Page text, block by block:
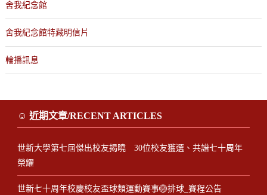
舍我紀念館
舍我紀念館特藏明信片
輪播訊息
☺ 近期文章/RECENT ARTICLES
世新大學第七屆傑出校友揭曉 30位校友獲選、共譜七十周年
榮耀
世新七十周年校慶校友盃球類運動賽事🏐排球_賽程公告